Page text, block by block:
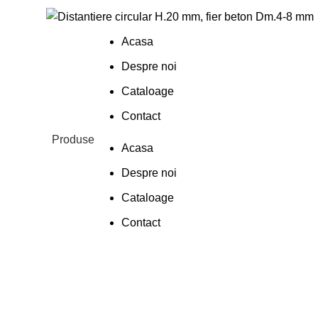
Produse
Acasa
Despre noi
Cataloage
Contact
Acasa
Despre noi
Cataloage
Contact